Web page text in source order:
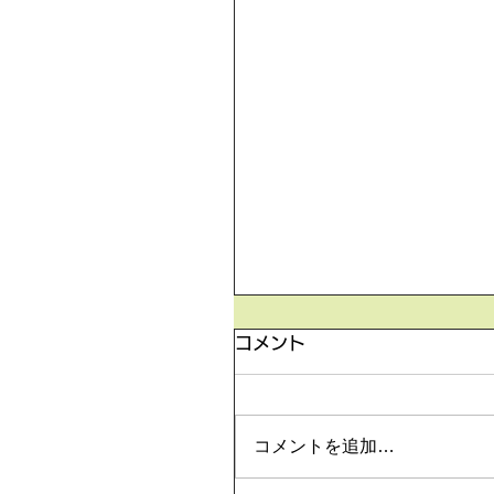
5月26日の無料体験レッス
より空きがございます。 ご
は下記お問い合わせフォーム
コメント
コメントを追加…